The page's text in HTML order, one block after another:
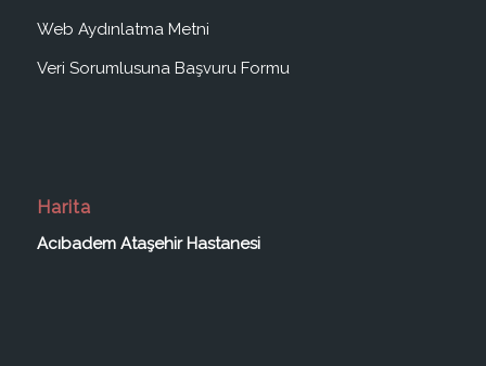
Web Aydınlatma Metni
Veri Sorumlusuna Başvuru Formu
Harita
Acıbadem Ataşehir Hastanesi